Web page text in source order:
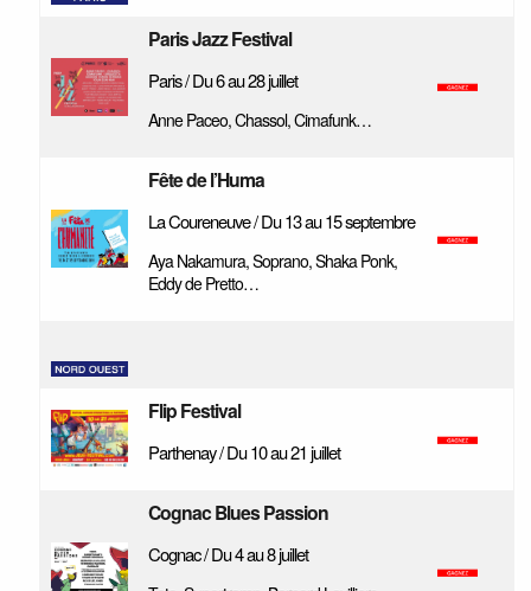
Paris Jazz Festival
Paris / Du 6 au 28 juillet
Anne Paceo, Chassol, Cimafunk…
Fête de l’Huma
La Coureneuve / Du 13 au 15 septembre
Aya Nakamura, Soprano, Shaka Ponk,
Eddy de Pretto…
Flip Festival
Parthenay / Du 10 au 21 juillet
Cognac Blues Passion
Cognac / Du 4 au 8 juillet